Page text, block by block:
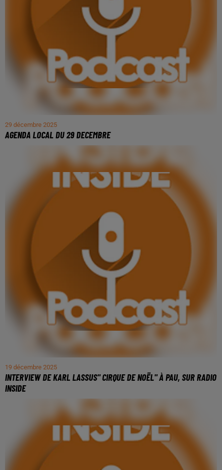
29 décembre 2025
AGENDA LOCAL DU 29 DECEMBRE
19 décembre 2025
INTERVIEW DE KARL LASSUS" CIRQUE DE NOËL" À PAU, SUR RADIO
INSIDE